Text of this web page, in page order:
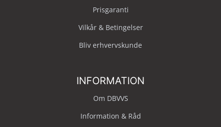
Prisgaranti
Vilkår & Betingelser
Bliv erhvervskunde
INFORMATION
Om DBVVS
Information & Råd